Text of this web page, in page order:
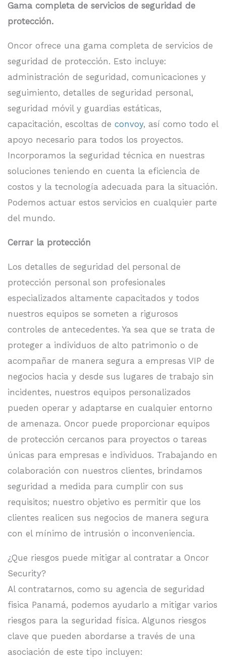
Gama completa de servicios de seguridad de
protección.
Oncor ofrece una gama completa de servicios de
seguridad de protección. Esto incluye:
administración de seguridad, comunicaciones y
seguimiento, detalles de seguridad personal,
seguridad móvil y guardias estáticas,
capacitación, escoltas de convoy, así como todo el
apoyo necesario para todos los proyectos.
Incorporamos la seguridad técnica en nuestras
soluciones teniendo en cuenta la eficiencia de
costos y la tecnología adecuada para la situación.
Podemos actuar estos servicios en cualquier parte
del mundo.
Cerrar la protección
Los detalles de seguridad del personal de
protección personal son profesionales
especializados altamente capacitados y todos
nuestros equipos se someten a rigurosos
controles de antecedentes. Ya sea que se trata de
proteger a individuos de alto patrimonio o de
acompañar de manera segura a empresas VIP de
negocios hacia y desde sus lugares de trabajo sin
incidentes, nuestros equipos personalizados
pueden operar y adaptarse en cualquier entorno
de amenaza. Oncor puede proporcionar equipos
de protección cercanos para proyectos o tareas
únicas para empresas e individuos. Trabajando en
colaboración con nuestros clientes, brindamos
seguridad a medida para cumplir con sus
requisitos; nuestro objetivo es permitir que los
clientes realicen sus negocios de manera segura
con el mínimo de intrusión o inconveniencia.
¿Que riesgos puede mitigar al contratar a Oncor
Security?
Al contratarnos, como su agencia de seguridad
fisica Panamá, podemos ayudarlo a mitigar varios
riesgos para la seguridad física. Algunos riesgos
clave que pueden abordarse a través de una
asociación de este tipo incluyen: